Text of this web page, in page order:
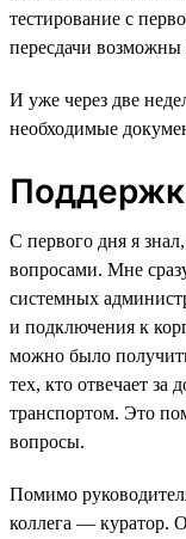
тестирование с
пересдачи
И уже через две
необходимые
С первого дня я
вопросами. Мне
системных
и подключения к
можно было
тех, кто отвечает
транспортом. Это
вопросы.
Помимо
коллега — куратор.